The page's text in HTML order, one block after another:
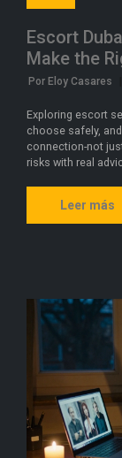
Escort
Make the
Por Eloy Casares
Exploring escort
choose safely,
connection-not
risks with real
Leer más